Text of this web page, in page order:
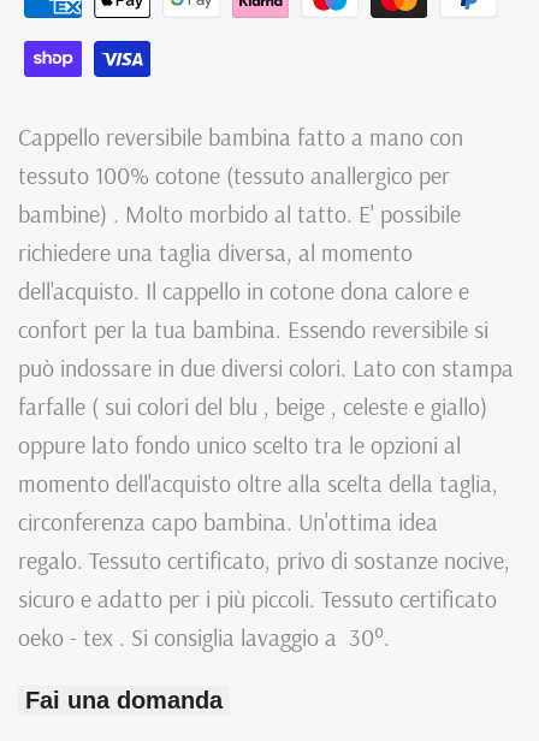
-
Fatto
a
-
Fatto
a
Cappello reversibile bambina fatto a mano con
tessuto 100% cotone (tessuto anallergico per
bambine) . Molto morbido al tatto. E' possibile
richiedere una taglia diversa, al momento
dell'acquisto. Il cappello in cotone dona calore e
confort per la tua bambina. Essendo reversibile si
può indossare in due diversi colori. Lato con stampa
farfalle ( sui colori del blu , beige , celeste e giallo)
oppure lato fondo unico scelto tra le opzioni al
momento dell'acquisto oltre alla scelta della taglia,
circonferenza capo bambina. Un'ottima idea
regalo. Tessuto certificato, privo di sostanze nocive,
sicuro e adatto per i più piccoli. Tessuto certificato
oeko - tex . Si consiglia lavaggio a 30°.
Fai una domanda